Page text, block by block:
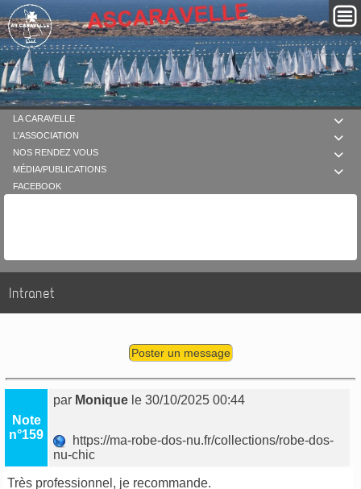

LA CARAVELLE

L'ASSOCIATION

NOS RENDEZ VOUS

MÉDIA/PUBLICATIONS
FACEBOOK
Intranet
Poster un message
Note
n°159
par Monique le 30/10/2025 00:44
https://ma-robe-dos-nu.fr/collections/robe-dos-
nu-chic
Très professionnel, je recommande.